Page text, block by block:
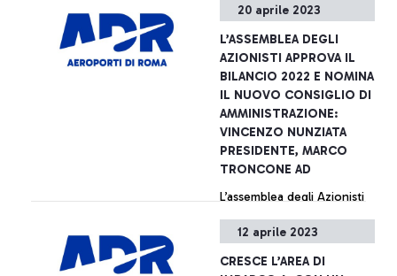
pone al centro l’esperienza
hanno oggi sviluppato un
aereo” che consente ai
passeggeri di semplificare la
propria esperienza di
viaggio combinando la
tratta ferroviaria e quella
+ Approfondisci
20 aprile 2023
L’ASSEMBLEA DEGLI
AZIONISTI APPROVA IL
BILANCIO 2022 E NOMINA
IL NUOVO CONSIGLIO DI
AMMINISTRAZIONE:
VINCENZO NUNZIATA
PRESIDENTE, MARCO
TRONCONE AD
L’assemblea degli Azionisti
approvato oggi
12 aprile 2023
CRESCE L’AREA DI